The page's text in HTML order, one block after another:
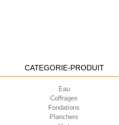
CATEGORIE-PRODUIT
Eau
Coffrages
Fondations
Planchers